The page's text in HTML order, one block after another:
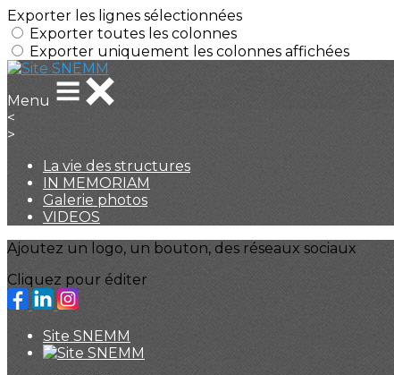
Exporter les lignes sélectionnées
Exporter toutes les colonnes
Exporter uniquement les colonnes affichées
Menu
<
>
La vie des structures
IN MEMORIAM
Galerie photos
VIDEOS
Ajoutez un logo, un bouton, des réseaux sociaux
Cliquez pour éditer
Site SNEMM